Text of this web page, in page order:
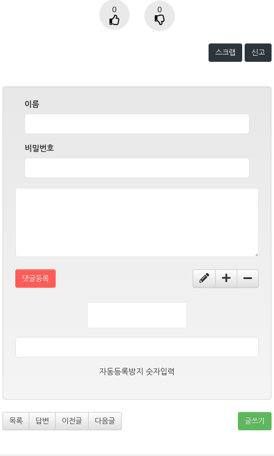
0 0
스크랩 신고
이름
비밀번호
댓글등록
자동등록방지 숫자입력
목록 답변 이전글 다음글 글쓰기